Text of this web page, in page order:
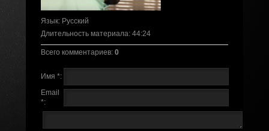
Язык: Русский
Длительность материала: 44:24
Всего комментариев: 0
Имя *:
Email
*: